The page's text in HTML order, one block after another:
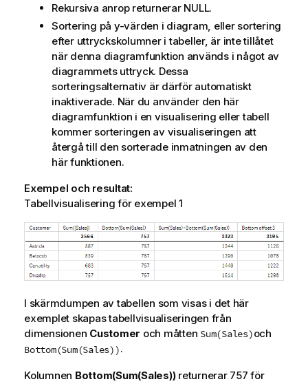
m
i
n
f
o
r
m
a
t
i
o
Rekursiva anrop returnerar NULL.
Sortering på y-värden i diagram, eller sortering
efter uttryckskolumner i tabeller, är inte tillåtet
när denna diagramfunktion används i något av
diagrammets uttryck. Dessa
sorteringsalternativ är därför automatiskt
inaktiverade. När du använder den här
diagramfunktion i en visualisering eller tabell
kommer sorteringen av visualiseringen att
återgå till den sorterade inmatningen av den
här funktionen.
Exempel och resultat:
Tabellvisualisering för exempel 1
I skärmdumpen av tabellen som visas i det här
exemplet skapas tabellvisualiseringen från
dimensionen Customer och måtten Sum(Sales)och
Bottom(Sum(Sales)).
Kolumnen Bottom(Sum(Sales))returnerar 757 för